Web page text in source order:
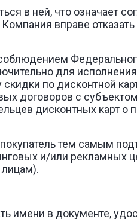
в ней, что означает
вправе
для
по дисконтной
договоров с
дисконтных карт о
тем самым
и/или рекламных
имени в документе,